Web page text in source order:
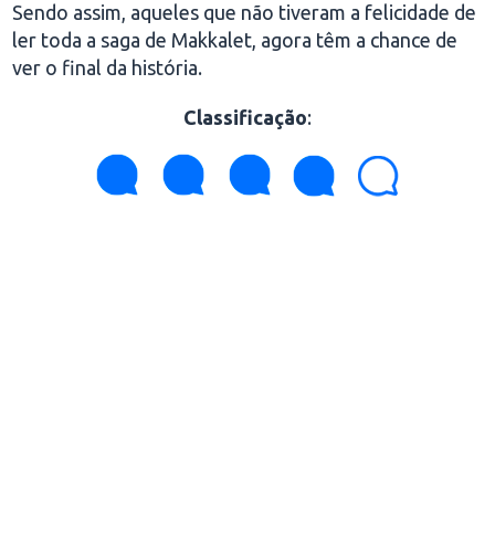
Sendo assim, aqueles que não tiveram a felicidade de
ler toda a saga de Makkalet, agora têm a chance de
ver o final da história.
Classificação: